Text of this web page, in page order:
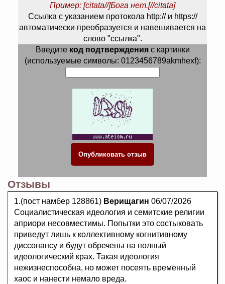
Пример: [citata//]Бога нет.[//citata]
Ссылка с указанием протокола http:// и https://
автоматически преобразуется и навешивается на
слово "ссылка".
Введите код подтвержденияс картинки
(используемые символы: 0123456789akmhexf):
Отзывы
1.(пост намбер 128861) Верищагин 06/07/2026
Социалистическая идеология и семитские религии
априори несовместимы. Попытки это состыковать
приведут лишь к коллективному когнитивному
диссонансу и будут обречены на полный
идеологический крах. Такая идеология
нежизнеспособна, но может посеять временный
хаос и нанести немало вреда.